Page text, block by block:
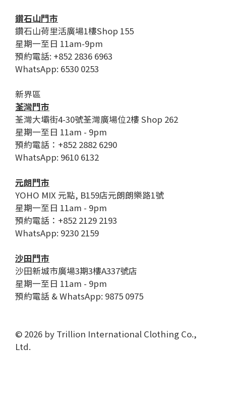
鑽石山門市
鑽石山荷里活廣場1樓Shop 155
星期一至日 11am-9pm
預約電話: +852 2836 6963
WhatsApp: 6530 0253
新界區
荃灣門市
荃灣大壩街4-30號荃灣廣場位2樓 Shop 262
星期一至日 11am - 9pm
預約電話：+852 2882 6290
WhatsApp: 9610 6132
元朗門市
YOHO MIX 元點, B159店元朗朗樂路1號
星期一至日 11am - 9pm
預約電話：+852 2129 2193
WhatsApp: 9230 2159
沙田門市
沙田新城市廣場3期3樓A337號店
星期一至日 11am - 9pm
預約電話 & WhatsApp: 9875 0975
© 2026 by Trillion International Clothing Co.,
Ltd.